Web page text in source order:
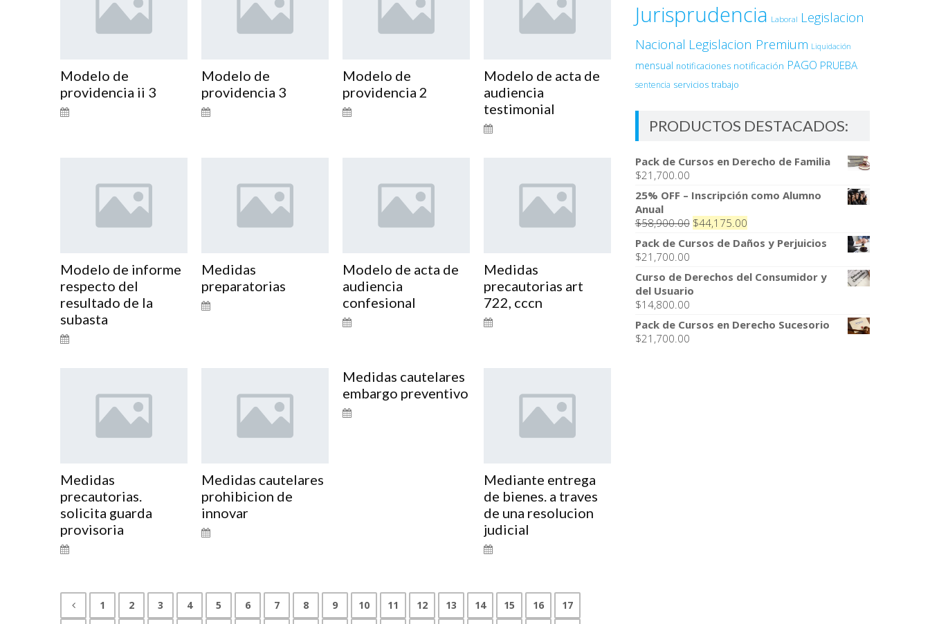
Modelo de
providencia ii 3
Modelo de
providencia 3
Modelo de
providencia 2
Modelo de acta de
audiencia
testimonial
Modelo de informe
respecto del
resultado de la
subasta
Medidas
preparatorias
Modelo de acta de
audiencia
confesional
Medidas
precautorias art
722, cccn
Medidas
precautorias.
solicita guarda
provisoria
Medidas cautelares
prohibicion de
innovar
Medidas cautelares
embargo preventivo
Mediante entrega
de bienes. a traves
de una resolucion
judicial
1 2 3 4 5 6 7 8 9 10 11 12 13 14 15 16 17
Jurisprudencia Laboral Legislacion
Nacional Legislacion Premium Liquidación
mensual notificaciones notificación PAGO PRUEBA
sentencia servicios trabajo
PRODUCTOS DESTACADOS:
Pack de Cursos en Derecho de Familia
$21,700.00
25% OFF – Inscripción como Alumno
Anual
$58,900.00 El
precio
original
$58,900.00.
$44,175.00El
precio
actual
$44,175.00.
Pack de Cursos de Daños y Perjuicios
$21,700.00
Curso de Derechos del Consumidor y
del Usuario
$14,800.00
Pack de Cursos en Derecho Sucesorio
$21,700.00